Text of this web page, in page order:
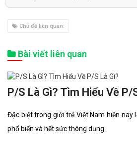
Chủ đề liên quan:
Bài viết liên quan
P/S Là Gì? Tìm Hiểu Về P/
Đặc biệt trong giới trẻ Việt Nam hiện nay
phổ biến và hết sức thông dụng.